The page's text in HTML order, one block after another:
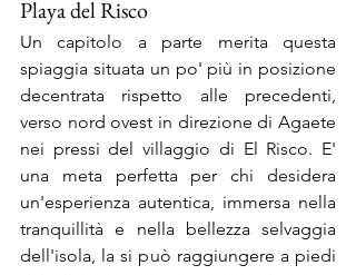
Playa del Risco
Un capitolo a parte merita questa
spiaggia situata un po' più in posizione
decentrata rispetto alle precedenti,
verso nord ovest in direzione di Agaete
nei pressi del villaggio di El Risco. E'
una meta perfetta per chi desidera
un'esperienza autentica, immersa nella
tranquillità e nella bellezza selvaggia
dell'isola, la si può raggiungere a piedi